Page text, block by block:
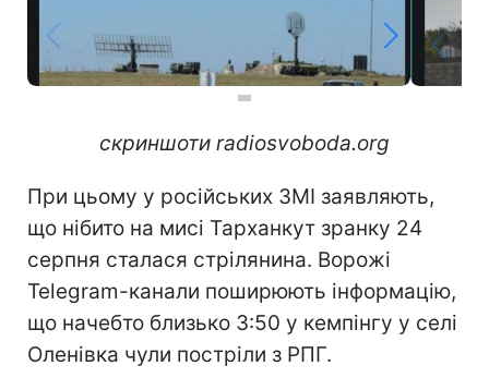
скриншоти radiosvoboda.org
При цьому у російських ЗМІ заявляють,
що нібито на мисі Тарханкут зранку 24
серпня сталася стрілянина. Ворожі
Telegram-канали поширюють інформацію,
що начебто близько 3:50 у кемпінгу у селі
Оленівка чули постріли з РПГ.